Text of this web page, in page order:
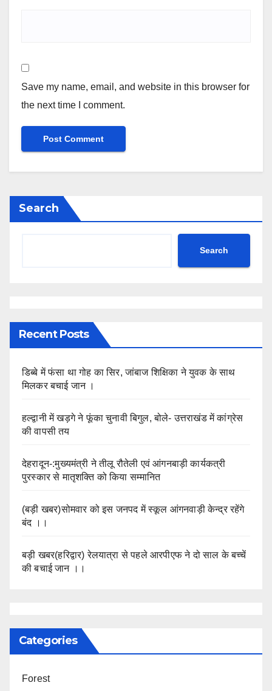
Save my name, email, and website in this browser for
the next time I comment.
Search
Search
Recent Posts
डिब्बे में फंसा था गोह का सिर, जांबाज शिक्षिका ने युवक के साथ
मिलकर बचाई जान ।
हल्द्वानी में खड़गे ने फूंका चुनावी बिगुल, बोले- उत्तराखंड में कांग्रेस
की वापसी तय
देहरादून-:मुख्यमंत्री ने तीलू रौतेली एवं आंगनबाड़ी कार्यकत्री
पुरस्कार से मातृशक्ति को किया सम्मानित
(बड़ी खबर)सोमवार को इस जनपद में स्कूल आंगनवाड़ी केन्द्र रहेंगे
बंद ।।
बड़ी खबर(हरिद्वार) रेलयात्रा से पहले आरपीएफ ने दो साल के बच्चें
की बचाई जान ।।
Categories
Forest